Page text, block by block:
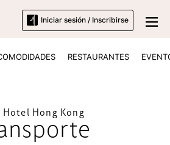
Iniciar sesión / Inscribirse
RESTAURANTES
Hotel Hong Kong